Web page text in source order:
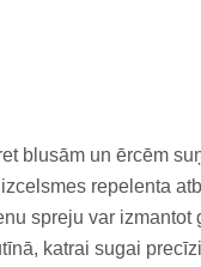
blusām un ērcēm
repelenta
spreju var izmantot
katrai sugai